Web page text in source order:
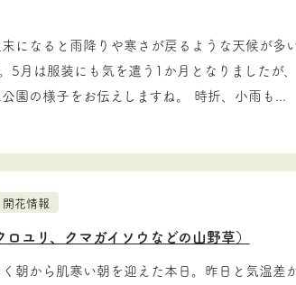
になると雨降りや寒さが戻るような天候が多
5月は服装にも気を遣う1か月となりましたが
園の様子をお伝えしますね。 時折、小雨も...
開花情報
ユリ、クマガイソウなどの山野草）
朝から肌寒い朝を迎えた本日。昨日と気温差